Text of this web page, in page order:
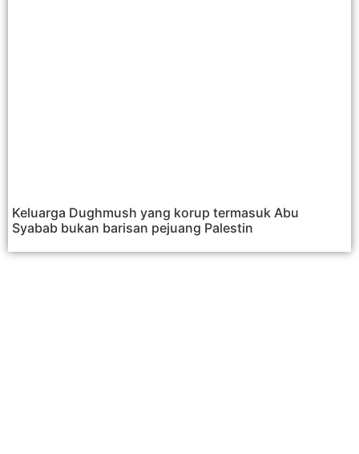
Keluarga Dughmush yang korup termasuk Abu
Syabab bukan barisan pejuang Palestin